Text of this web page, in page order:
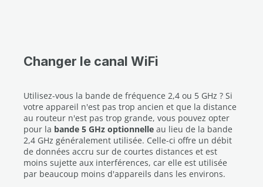
Changer le canal WiFi
Utilisez-vous la bande de fréquence 2,4 ou 5 GHz ? Si
votre appareil n'est pas trop ancien et que la distance
au routeur n'est pas trop grande, vous pouvez opter
pour la bande 5 GHz optionnelle au lieu de la bande
2,4 GHz généralement utilisée. Celle-ci offre un débit
de données accru sur de courtes distances et est
moins sujette aux interférences, car elle est utilisée
par beaucoup moins d'appareils dans les environs.